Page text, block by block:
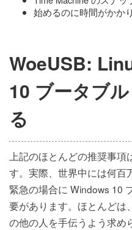
始めるのに時間がかか
WoeUSB:
10 ブータブ
る
上記のほとんどの推奨事
す。実際、世界中には何百
緊急の場合に Windows 10
要があります。ほとんどは
の他の人を手伝うよう求め